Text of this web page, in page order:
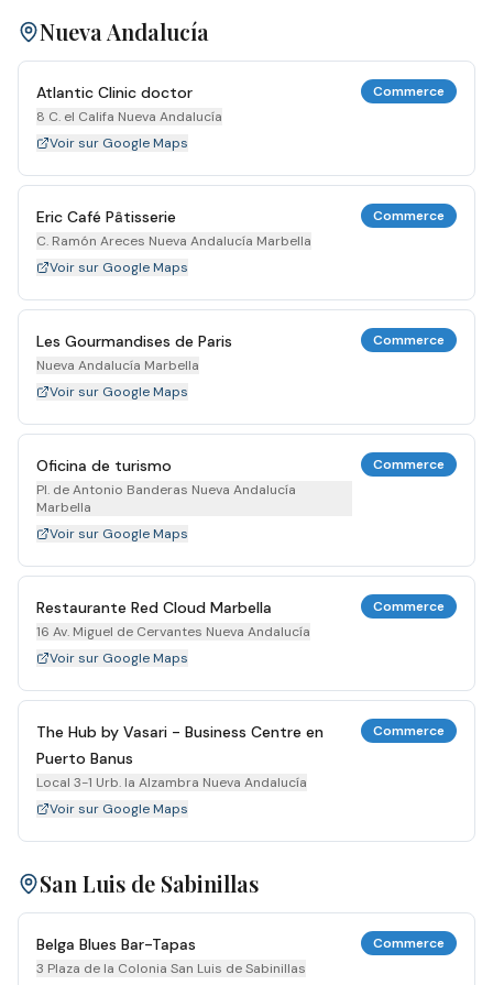
Nueva Andalucía
Atlantic Clinic doctor
8 C. el Califa Nueva Andalucía
Commerce
Voir sur Google Maps
Eric Café Pâtisserie
C. Ramón Areces Nueva Andalucía Marbella
Commerce
Voir sur Google Maps
Les Gourmandises de Paris
Nueva Andalucía Marbella
Commerce
Voir sur Google Maps
Oficina de turismo
Pl. de Antonio Banderas Nueva Andalucía
Marbella
Commerce
Voir sur Google Maps
Restaurante Red Cloud Marbella
16 Av. Miguel de Cervantes Nueva Andalucía
Commerce
Voir sur Google Maps
The Hub by Vasari - Business Centre en
Puerto Banus
Local 3-1 Urb. la Alzambra Nueva Andalucía
Commerce
Voir sur Google Maps
San Luis de Sabinillas
Belga Blues Bar-Tapas
3 Plaza de la Colonia San Luis de Sabinillas
Commerce